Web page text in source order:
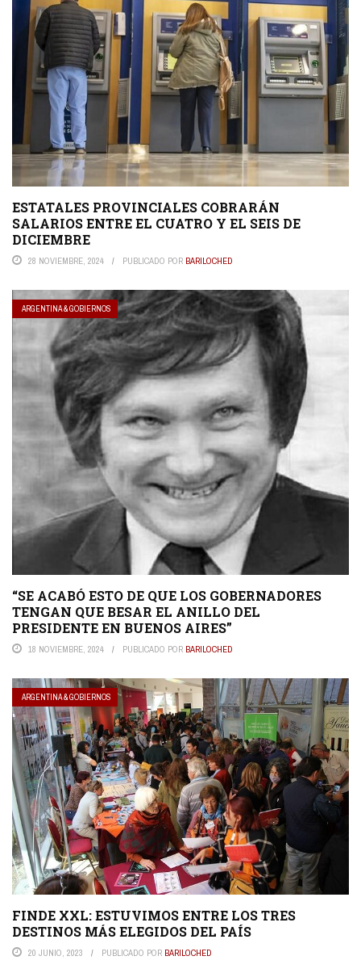
ESTATALES PROVINCIALES COBRARÁN
SALARIOS ENTRE EL CUATRO Y EL SEIS DE
DICIEMBRE
28 NOVIEMBRE, 2024 PUBLICADO POR BARILOCHED
ARGENTINA & GOBIERNOS
“SE ACABÓ ESTO DE QUE LOS GOBERNADORES
TENGAN QUE BESAR EL ANILLO DEL
PRESIDENTE EN BUENOS AIRES”
18 NOVIEMBRE, 2024 PUBLICADO POR BARILOCHED
ARGENTINA & GOBIERNOS
FINDE XXL: ESTUVIMOS ENTRE LOS TRES
DESTINOS MÁS ELEGIDOS DEL PAÍS
20 JUNIO, 2023 PUBLICADO POR BARILOCHED